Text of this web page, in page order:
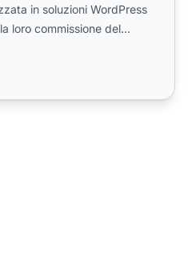
in soluzioni WordPress
loro commissione del